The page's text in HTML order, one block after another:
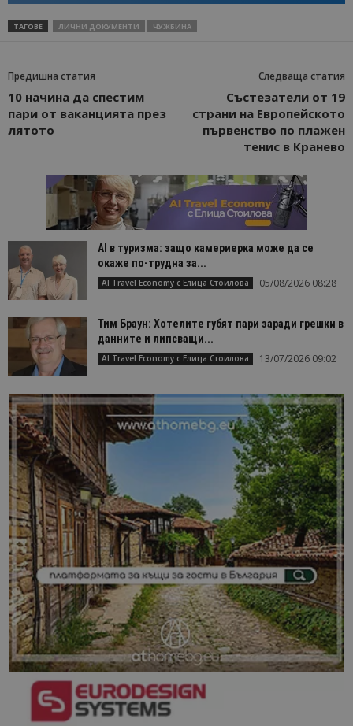
ТАГОВЕ ЛИЧНИ ДОКУМЕНТИ ЧУЖБИНА
Предишна статия
10 начина да спестим
пари от ваканцията през
лятото
Следваща статия
Състезатели от 19
страни на Европейското
първенство по плажен
тенис в Кранево
AI в туризма: защо камериерка може да се
окаже по-трудна за...
AI Travel Economy с Елица Стоилова 05/08/2026 08:28
Тим Браун: Хотелите губят пари заради грешки в
данните и липсващи...
AI Travel Economy с Елица Стоилова 13/07/2026 09:02